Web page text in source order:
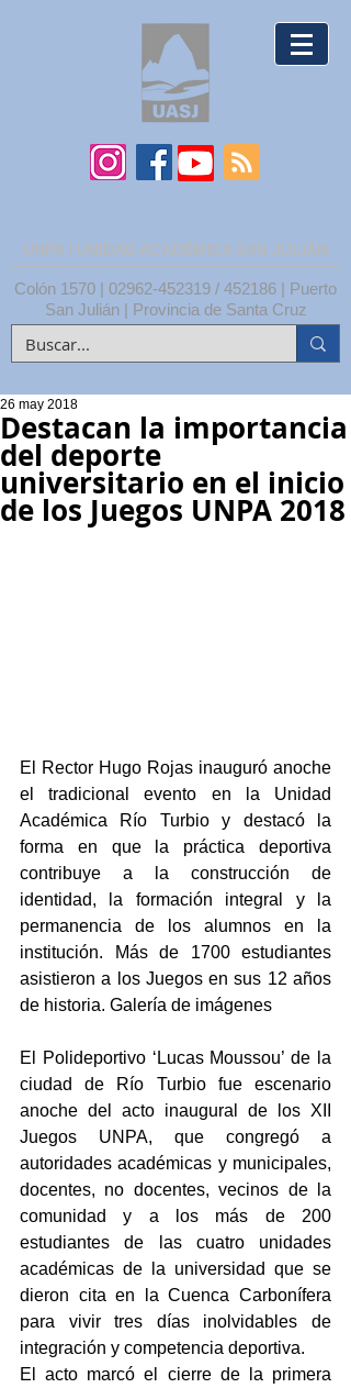
UNPA | UNIDAD ACADÉMICA SAN JULIÁN
Colón 1570 | 02962-452319 / 452186 | Puerto
San Julián | Provincia de Santa Cruz
Destacan la importancia
del deporte
universitario en el inicio
de los Juegos UNPA 2018
26 may 2018
El Rector Hugo Rojas inauguró anoche
el tradicional evento en la Unidad
Académica Río Turbio y destacó la
forma en que la práctica deportiva
contribuye a la construcción de
identidad, la formación integral y la
permanencia de los alumnos en la
institución. Más de 1700 estudiantes
asistieron a los Juegos en sus 12 años
de historia. Galería de imágenes
El Polideportivo ‘Lucas Moussou’ de la
ciudad de Río Turbio fue escenario
anoche del acto inaugural de los XII
Juegos UNPA, que congregó a
autoridades académicas y municipales,
docentes, no docentes, vecinos de la
comunidad y a los más de 200
estudiantes de las cuatro unidades
académicas de la universidad que se
dieron cita en la Cuenca Carbonífera
para vivir tres días inolvidables de
integración y competencia deportiva.
El acto marcó el cierre de la primera